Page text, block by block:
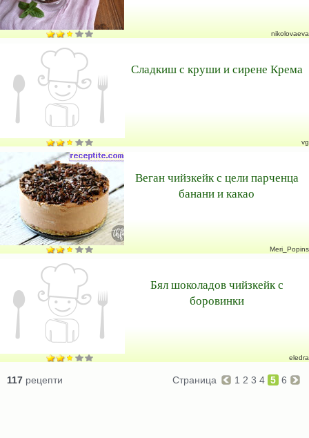
nikolovaeva
Сладкиш с круши и сирене Крема
vg
Веган чийзкейк с цели парченца
банани и какао
Meri_Popins
Бял шоколадов чийзкейк с
боровинки
eledra
117 рецепти Страница 1 2 3 4 5 6